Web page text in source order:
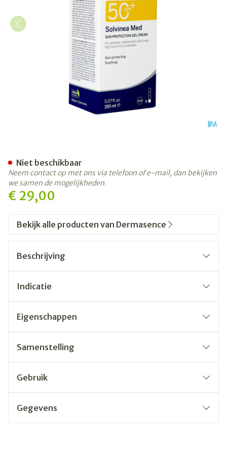
€ 29,00
Niet beschikbaar
Neem contact op met ons via telefoon of e-mail, dan bekijken
we samen de mogelijkheden.
Bekijk alle producten van Dermasence
Beschrijving
Indicatie
Eigenschappen
Samenstelling
Gebruik
Gegevens